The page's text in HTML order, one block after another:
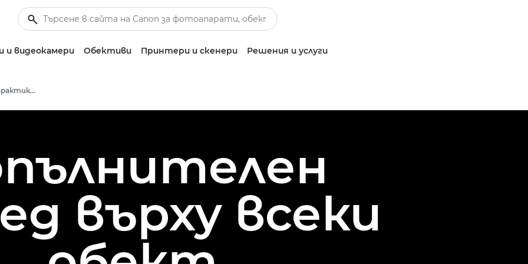
видеокамери Обективи Принтери и скенери Решения и услуги
Бизнес случаи от практиката
върху всеки